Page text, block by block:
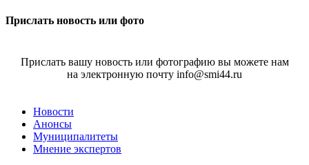
Прислать новость или фото
Прислать вашу новость или фотографию вы можете нам
на электронную почту info@smi44.ru
Новости
Анонсы
Муниципалитеты
Мнение экспертов